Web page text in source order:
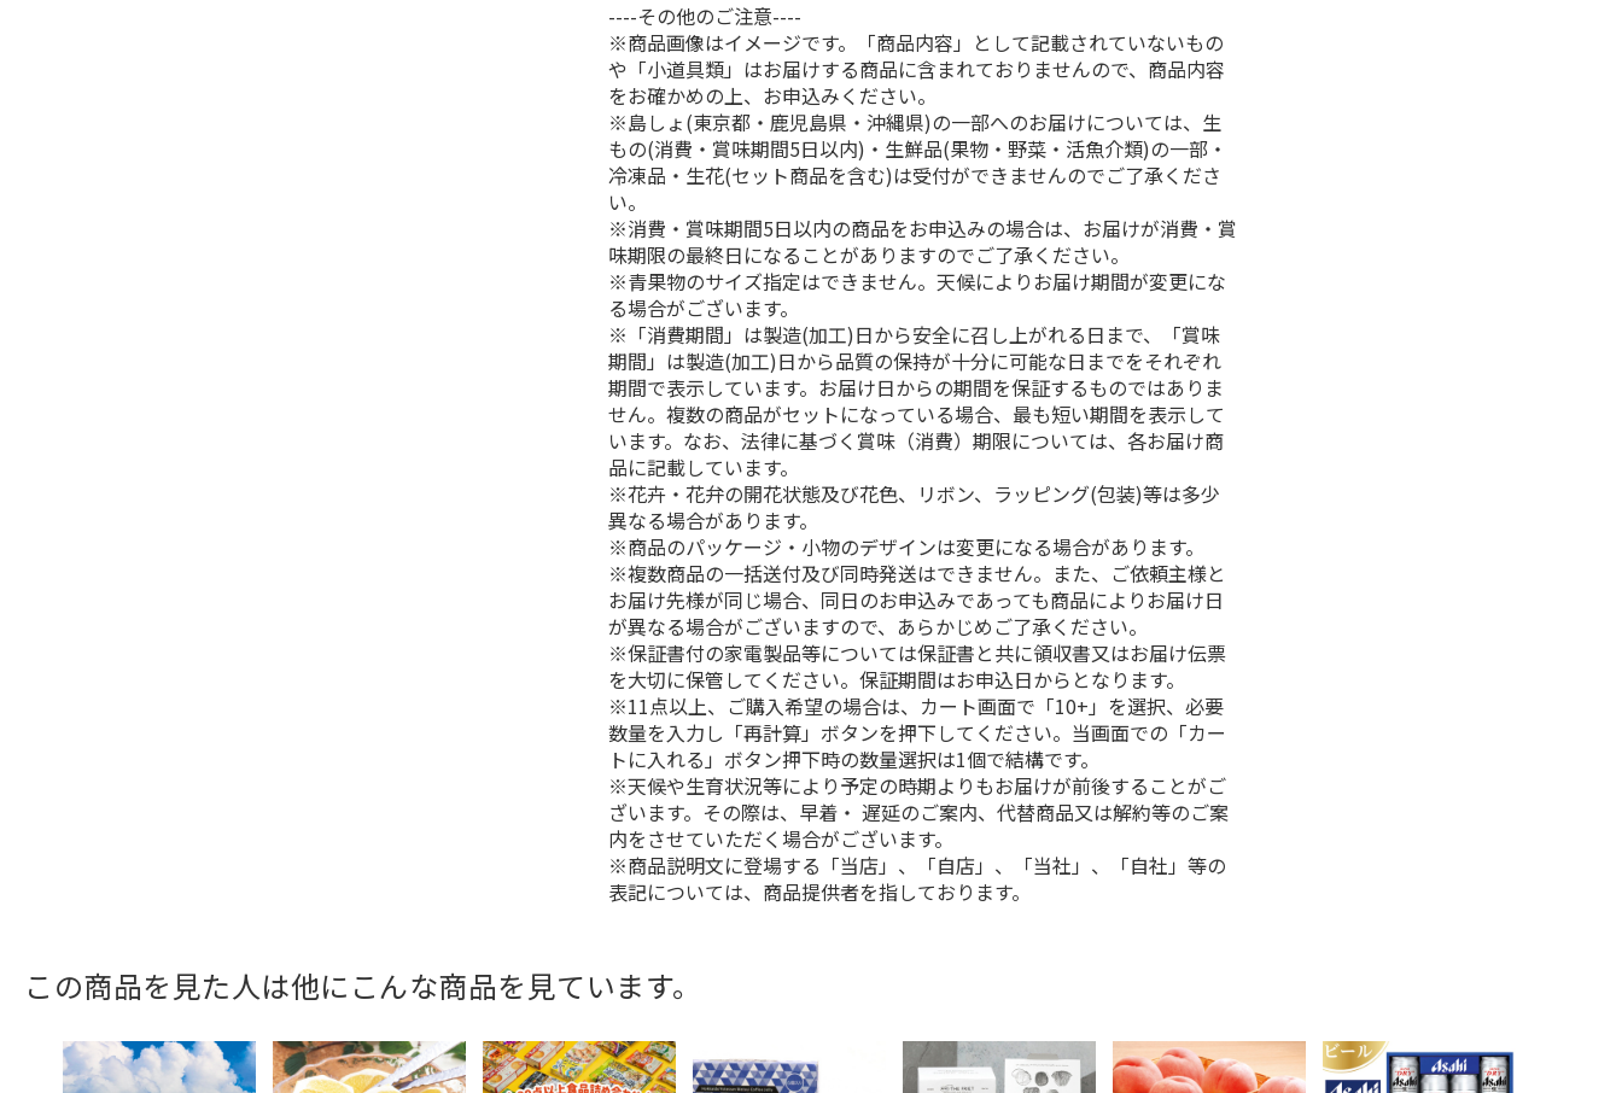
----その他のご注意----
※商品画像はイメージです。「商品内容」として記載されていないもの
や「小道具類」はお届けする商品に含まれておりませんので、商品内容
をお確かめの上、お申込みください。
※島しょ(東京都・鹿児島県・沖縄県)の一部へのお届けについては、生
もの(消費・賞味期間5日以内)・生鮮品(果物・野菜・活魚介類)の一部・
冷凍品・生花(セット商品を含む)は受付ができませんのでご了承くださ
い。
※消費・賞味期間5日以内の商品をお申込みの場合は、お届けが消費・賞
味期限の最終日になることがありますのでご了承ください。
※青果物のサイズ指定はできません。天候によりお届け期間が変更にな
る場合がございます。
※「消費期間」は製造(加工)日から安全に召し上がれる日まで、「賞味
期間」は製造(加工)日から品質の保持が十分に可能な日までをそれぞれ
期間で表示しています。お届け日からの期間を保証するものではありま
せん。複数の商品がセットになっている場合、最も短い期間を表示して
います。なお、法律に基づく賞味（消費）期限については、各お届け商
品に記載しています。
※花卉・花弁の開花状態及び花色、リボン、ラッピング(包装)等は多少
異なる場合があります。
※商品のパッケージ・小物のデザインは変更になる場合があります。
※複数商品の一括送付及び同時発送はできません。また、ご依頼主様と
お届け先様が同じ場合、同日のお申込みであっても商品によりお届け日
が異なる場合がございますので、あらかじめご了承ください。
※保証書付の家電製品等については保証書と共に領収書又はお届け伝票
を大切に保管してください。保証期間はお申込日からとなります。
※11点以上、ご購入希望の場合は、カート画面で「10+」を選択、必要
数量を入力し「再計算」ボタンを押下してください。当画面での「カー
トに入れる」ボタン押下時の数量選択は1個で結構です。
※天候や生育状況等により予定の時期よりもお届けが前後することがご
ざいます。その際は、早着・ 遅延のご案内、代替商品又は解約等のご案
内をさせていただく場合がございます。
※商品説明文に登場する「当店」、「自店」、「当社」、「自社」等の
表記については、商品提供者を指しております。
この商品を見た人は他にこんな商品を見ています。